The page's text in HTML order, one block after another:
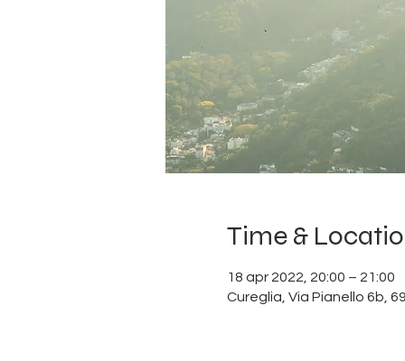
Time &
18 apr 2022, 20:00 – 21:00
Cureglia, Via Pianello 6b,